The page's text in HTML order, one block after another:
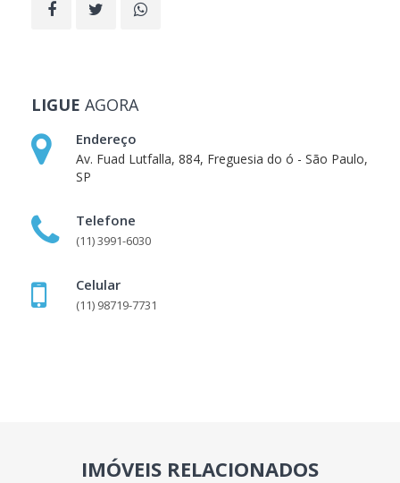
LIGUE AGORA
Endereço
Av. Fuad Lutfalla, 884, Freguesia do ó - São Paulo,
SP
Telefone
(11) 3991-6030
Celular
(11) 98719-7731
IMÓVEIS RELACIONADOS